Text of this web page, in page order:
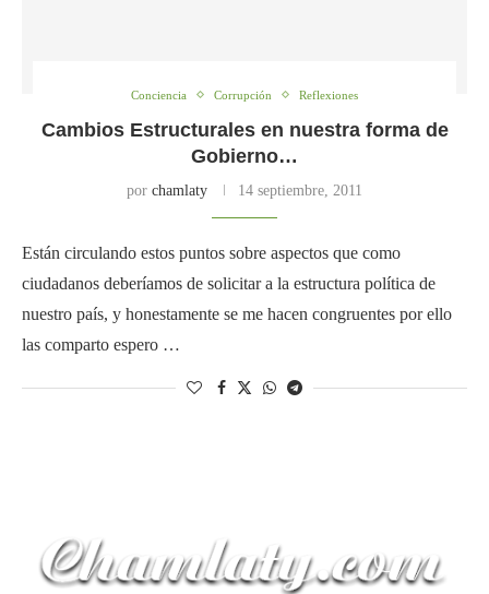
Conciencia Corrupción Reflexiones
Cambios Estructurales en nuestra forma de
Gobierno…
por chamlaty 14 septiembre, 2011
Están circulando estos puntos sobre aspectos que como
ciudadanos deberíamos de solicitar a la estructura política de
nuestro país, y honestamente se me hacen congruentes por ello
las comparto espero …